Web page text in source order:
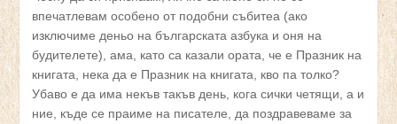
впечатлевам особено от подобни събитеа (ако
изключиме деньо на българската азбука и оня на
будителете), ама, като са казали ората, че е Празник на
книгата, нека да е Празник на книгата, кво па толко?
Убаво е да има некъв такъв день, кога сички четящи, а и
ние, къде се праиме на писателе, да поздравеваме за